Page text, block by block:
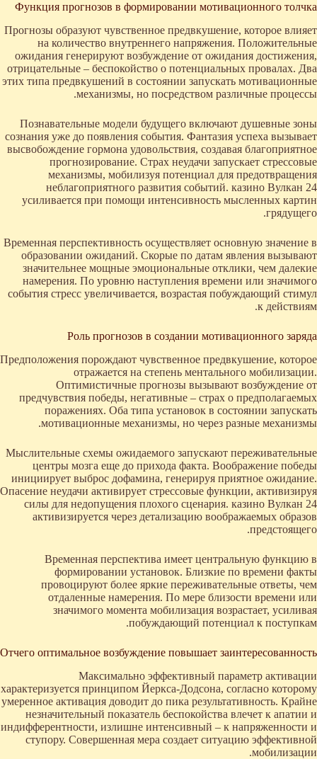
Функция прогнозов в формировании мотивационного толчка
Прогнозы образуют чувственное предвкушение, которое влияет
на количество внутреннего напряжения. Положительные
ожидания генерируют возбуждение от ожидания достижения,
отрицательные – беспокойство о потенциальных провалах. Два
этих типа предвкушений в состоянии запускать мотивационные
механизмы, но посредством различные процессы.
Познавательные модели будущего включают душевные зоны
сознания уже до появления события. Фантазия успеха вызывает
высвобождение гормона удовольствия, создавая благоприятное
прогнозирование. Страх неудачи запускает стрессовые
механизмы, мобилизуя потенциал для предотвращения
неблагоприятного развития событий. казино Вулкан 24
усиливается при помощи интенсивность мысленных картин
грядущего.
Временная перспективность осуществляет основную значение в
образовании ожиданий. Скорые по датам явления вызывают
значительнее мощные эмоциональные отклики, чем далекие
намерения. По уровню наступления времени или значимого
события стресс увеличивается, возрастая побуждающий стимул
к действиям.
Роль прогнозов в создании мотивационного заряда
Предположения порождают чувственное предвкушение, которое
отражается на степень ментального мобилизации.
Оптимистичные прогнозы вызывают возбуждение от
предчувствия победы, негативные – страх о предполагаемых
поражениях. Оба типа установок в состоянии запускать
мотивационные механизмы, но через разные механизмы.
Мыслительные схемы ожидаемого запускают переживательные
центры мозга еще до прихода факта. Воображение победы
инициирует выброс дофамина, генерируя приятное ожидание.
Опасение неудачи активирует стрессовые функции, активизируя
силы для недопущения плохого сценария. казино Вулкан 24
активизируется через детализацию воображаемых образов
предстоящего.
Временная перспектива имеет центральную функцию в
формировании установок. Близкие по времени факты
провоцируют более яркие переживательные ответы, чем
отдаленные намерения. По мере близости времени или
значимого момента мобилизация возрастает, усиливая
побуждающий потенциал к поступкам.
Отчего оптимальное возбуждение повышает заинтересованность
Максимально эффективный параметр активации
характеризуется принципом Йеркса-Додсона, согласно которому
умеренное активация доводит до пика результативность. Крайне
незначительный показатель беспокойства влечет к апатии и
индифферентности, излишне интенсивный – к напряженности и
ступору. Совершенная мера создает ситуацию эффективной
мобилизации.